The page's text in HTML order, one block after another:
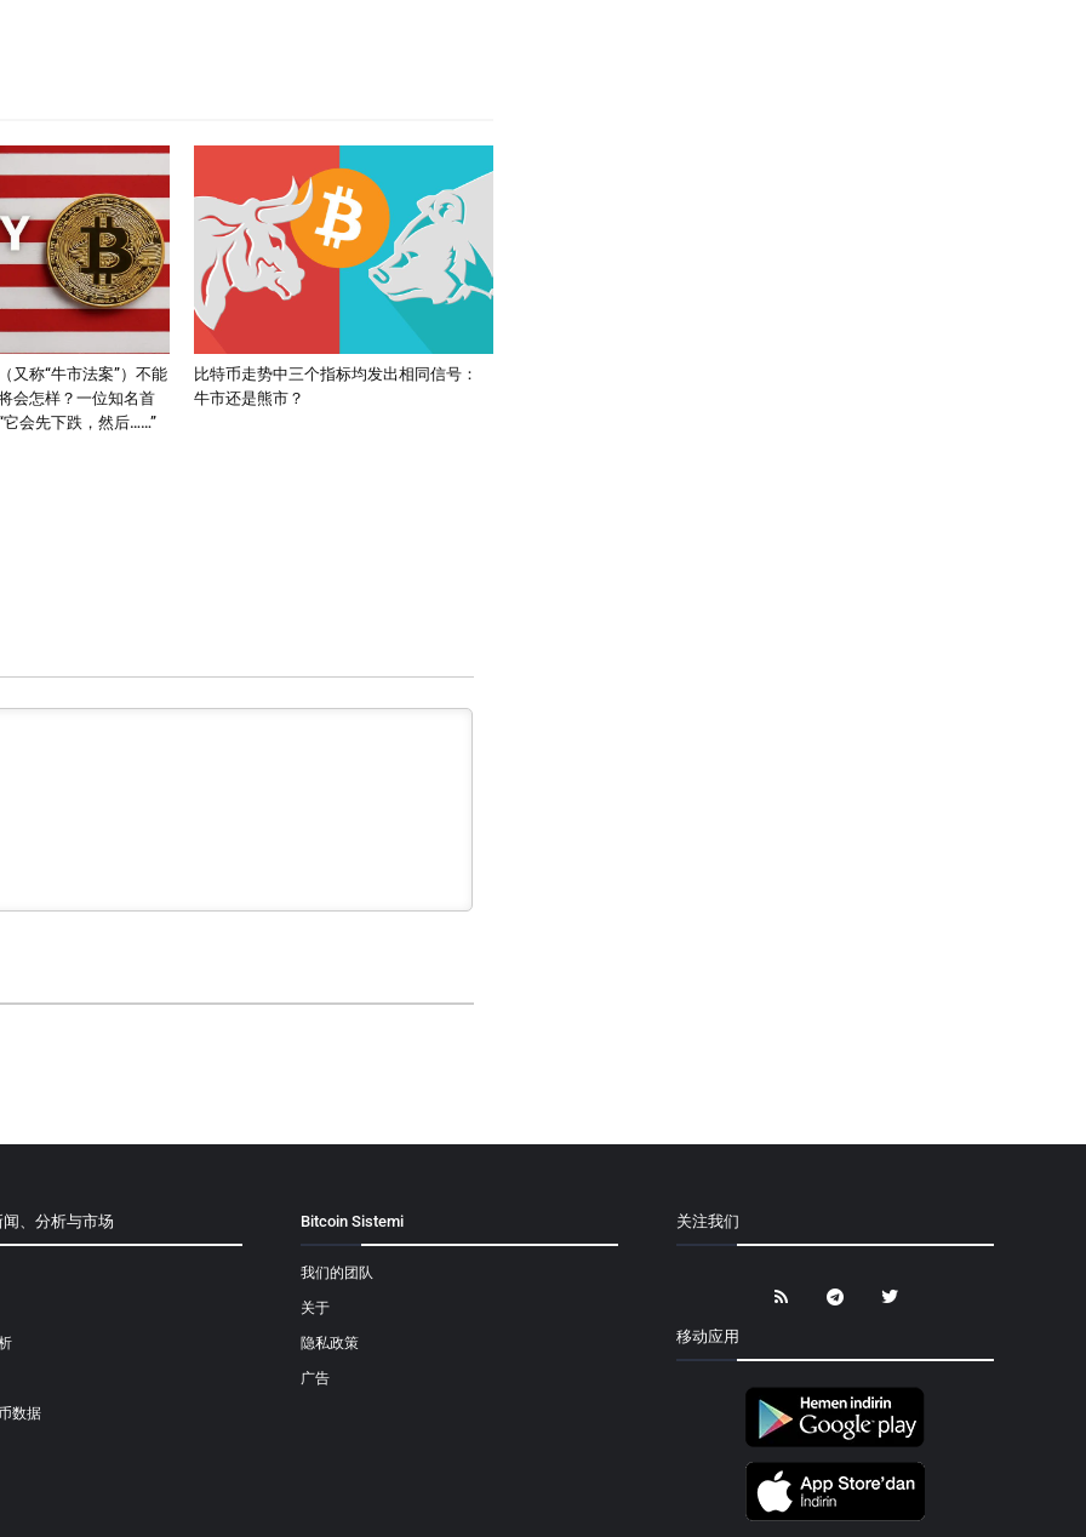
又称“牛市法案”）不能
会怎样？一位知名首
会先下跌，然后……”
比特币走势中三个指标均发出相同信号：
牛市还是熊市？
、分析与市场
数据
Bitcoin Sistemi
我们的团队
关于
隐私政策
广告
关注我们
移动应用